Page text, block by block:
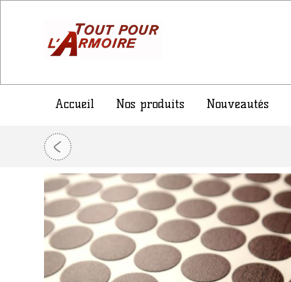
Accueil Nos produits Nouveautés